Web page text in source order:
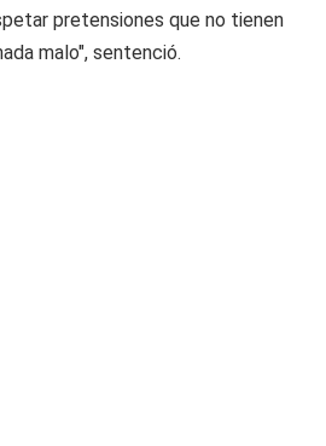
pretensiones que no tienen
malo", sentenció.